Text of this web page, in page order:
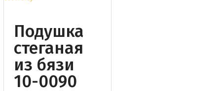
Подушка
стеганая
из бязи
10-0090